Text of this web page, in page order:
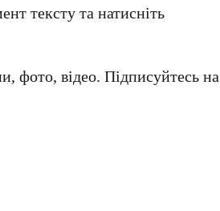
тексту та натисніть
фото, відео. Підписуйтесь на